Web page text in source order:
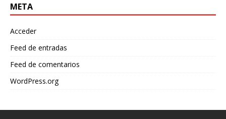
META
Acceder
Feed de entradas
Feed de comentarios
WordPress.org